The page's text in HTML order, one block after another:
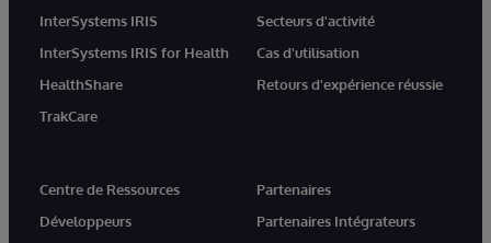
InterSystems IRIS
InterSystems IRIS for Health
HealthShare
TrakCare
Secteurs d'activité
Cas d'utilisation
Retours d'expérience réussie
Centre de Ressources
Développeurs
Partenaires
Partenaires Intégrateurs